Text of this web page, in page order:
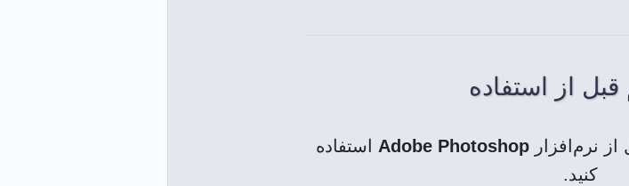
از استفاده
نرم‌افزار Adobe Photoshop استفاده
کنید.